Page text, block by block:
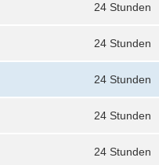
24 Stunden
24 Stunden
24 Stunden
24 Stunden
24 Stunden